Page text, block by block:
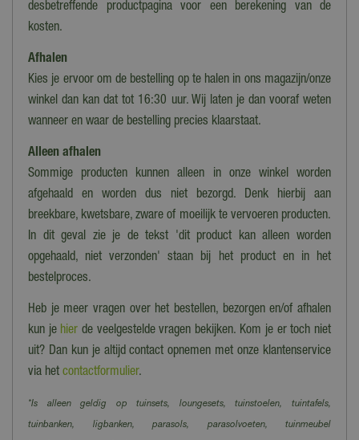
desbetreffende productpagina voor een berekening van de
kosten.
Afhalen
Kies je ervoor om de bestelling op te halen in ons magazijn/onze
winkel dan kan dat tot 16:30 uur. Wij laten je dan vooraf weten
wanneer en waar de bestelling precies klaarstaat.
Alleen afhalen
Sommige producten kunnen alleen in onze winkel worden
afgehaald en worden dus niet bezorgd. Denk hierbij aan
breekbare, kwetsbare, zware of moeilijk te vervoeren producten.
In dit geval zie je de tekst 'dit product kan alleen worden
opgehaald, niet verzonden' staan bij het product en in het
bestelproces.
Heb je meer vragen over het bestellen, bezorgen en/of afhalen
kun je hier de veelgestelde vragen bekijken. Kom je er toch niet
uit? Dan kun je altijd contact opnemen met onze klantenservice
via het contactformulier.
*Is alleen geldig op tuinsets, loungesets, tuinstoelen, tuintafels,
tuinbanken, ligbanken, parasols, parasolvoeten, tuinmeubel